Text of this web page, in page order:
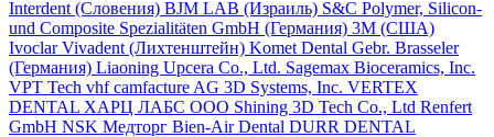
Interdent (Словения) BJM LAB (Израиль) S&C Polymer, Silicon-
und Composite Spezialitäten GmbH (Германия) 3M (США)
Ivoclar Vivadent (Лихтенштейн) Komet Dental Gebr. Brasseler
(Германия) Liaoning Upcera Co., Ltd. Sagemax Bioceramics, Inc.
VPT Tech vhf camfacture AG 3D Systems, Inc. VERTEX
DENTAL ХАРЦ ЛАБС ООО Shining 3D Tech Co., Ltd Renfert
GmbH NSK Медторг Bien-Air Dental DURR DENTAL